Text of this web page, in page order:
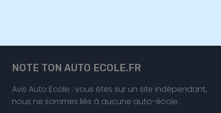
NOTE TON AUTO ECOLE.FR
Avis Auto Ecole : vous êtes sur un site indépendant,
nous ne sommes liés à aucune auto-école.